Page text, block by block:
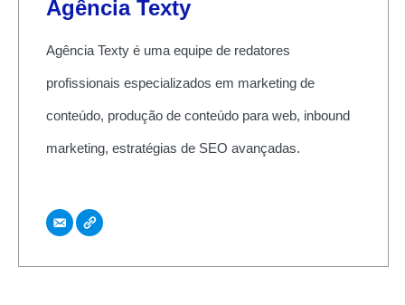
Agência Texty
Agência Texty é uma equipe de redatores
profissionais especializados em marketing de
conteúdo, produção de conteúdo para web, inbound
marketing, estratégias de SEO avançadas.